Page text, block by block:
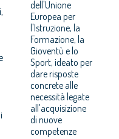
dell'Unione
Europea per
l'Istruzione, la
Formazione, la
Gioventù e lo
Sport, ideato per
dare risposte
concrete alle
necessità legate
all'acquisizione
di nuove
competenze